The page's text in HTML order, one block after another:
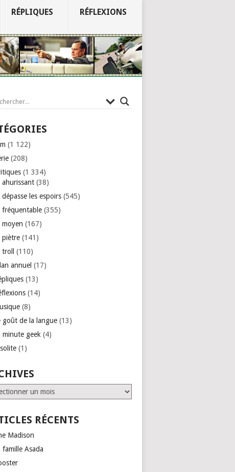
RÉPLIQUES RÉFLEXIONS
(1 122)
(208)
(1 334)
ahurissant (38)
dépasse les espoirs (545)
fréquentable (355)
moyen (167)
piètre (141)
troll
(110)
annuel (17)
(13)
(14)
(8)
goût de la langue (13)
minute geek (4)
(1)
RÉCENTS
Madison
famille Asada